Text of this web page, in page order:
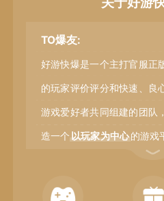
TO爆友:
好游快爆是一个主打官服正
的玩家评价评分和快速、良
游戏爱好者共同组建的团队
造一个以玩家为中心的游戏